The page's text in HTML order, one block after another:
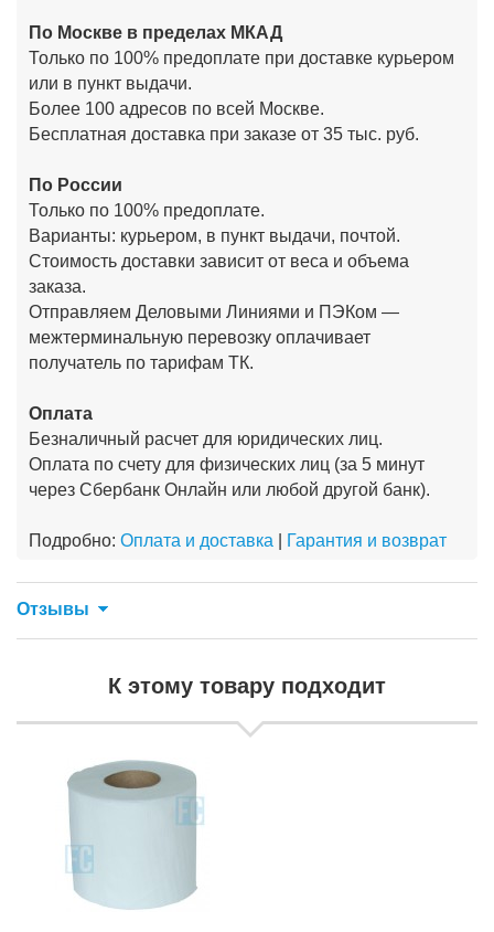
По Москве в пределах МКАД
Только по 100% предоплате при доставке курьером
или в пункт выдачи.
Более 100 адресов по всей Москве.
Бесплатная доставка при заказе от 35 тыс. руб.
По России
Только по 100% предоплате.
Варианты: курьером, в пункт выдачи, почтой.
Стоимость доставки зависит от веса и объема
заказа.
Отправляем Деловыми Линиями и ПЭКом —
межтерминальную перевозку оплачивает
получатель по тарифам ТК.
Оплата
Безналичный расчет для юридических лиц.
Оплата по счету для физических лиц (за 5 минут
через Сбербанк Онлайн или любой другой банк).
Подробно: Оплата и доставка Гарантия и возврат
Отзывы
К этому товару подходит